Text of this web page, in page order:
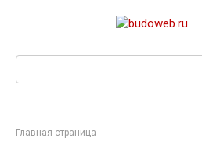
Главная страница